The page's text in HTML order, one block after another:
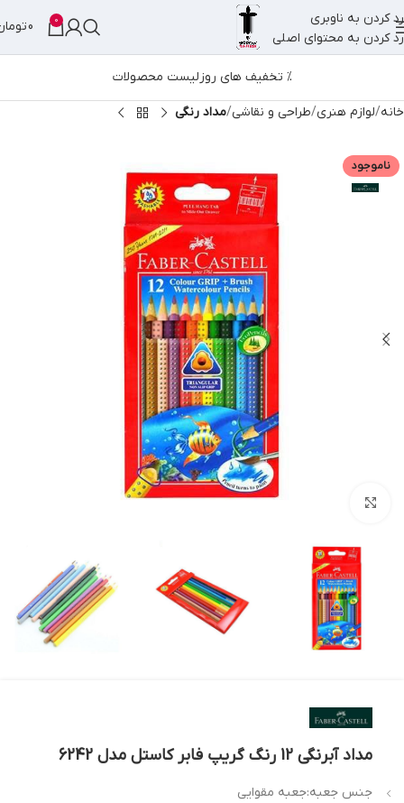
رد کردن به ناوبری
رد کردن به محتوای اصلی
0
0
% تخفیف های روزلیست محصولات
خانه لوازم هنری طراحی و نقاشی مداد رنگی
ناموجود
بزرگنمایی تصویر
مداد آبرنگی 12 رنگ گریپ فابر کاستل مدل 6242
جنس جعبه:جعبه مقوایی